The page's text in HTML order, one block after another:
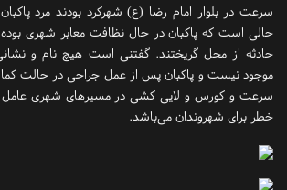
سرعت در بلوار امام رضا (ع) شهرکرد بودند مرد پاکبان
حالی است که پاکبان در حال نظافت معابر شهری
حادثه از محل گریختند. گفتنی است هیچ نام و
موجود نیست و پاکبان پس از عمل جراحی در حالت
سرعت و کورس و لایی کشی در مسیرهای شهری عامل
خطر برای شهروندان می‌باشد.